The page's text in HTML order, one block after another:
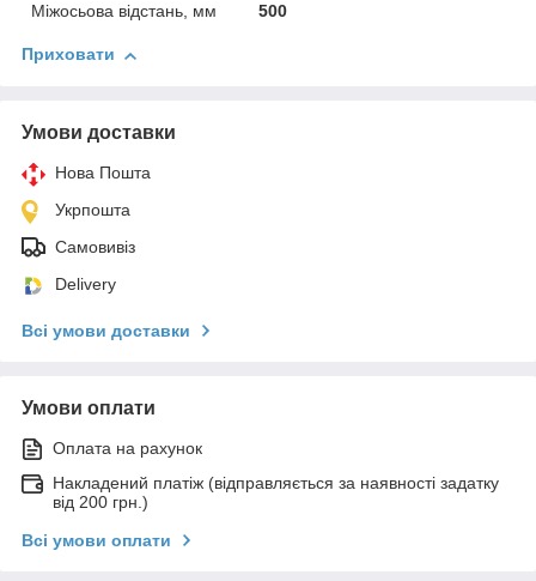
Міжосьова відстань, мм
500
Приховати
Умови доставки
Нова Пошта
Укрпошта
Самовивіз
Delivery
Всі умови доставки
Умови оплати
Оплата на рахунок
Накладений платіж (відправляється за наявності задатку
від 200 грн.)
Всі умови оплати